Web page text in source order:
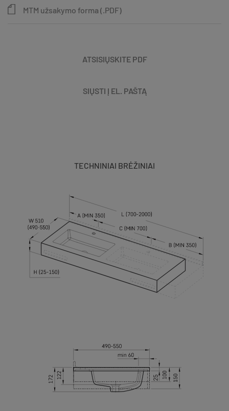
MTM užsakymo forma (.PDF)
ATSISIŲSKITE PDF
SIŲSTI Į EL. PAŠTĄ
TECHNINIAI BRĖŽINIAI